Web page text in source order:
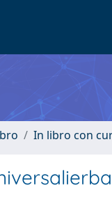
In libro con